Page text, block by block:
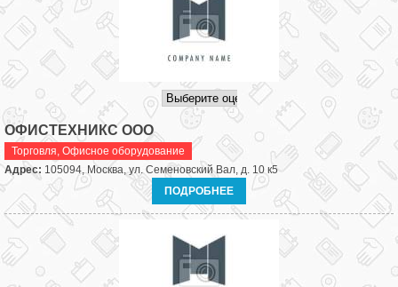
ОФИСТЕХНИКС ООО
Торговля, Офисное оборудование
Адрес: 105094, Москва, ул. Семеновский Вал, д. 10 к5
ПОДРОБНЕЕ